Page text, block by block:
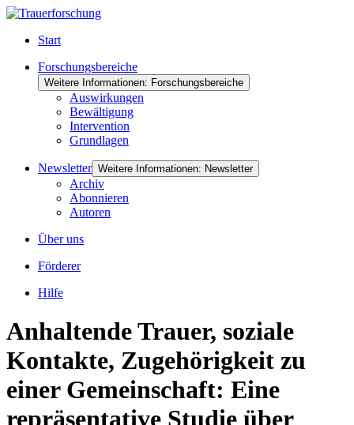
Start
Forschungsbereiche
Weitere Informationen: Forschungsbereiche
Auswirkungen
Bewältigung
Intervention
Grundlagen
Newsletter Weitere Informationen: Newsletter
Archiv
Abonnieren
Autoren
Über uns
Förderer
Hilfe
Anhaltende Trauer, soziale
Kontakte, Zugehörigkeit zu
einer Gemeinschaft: Eine
repräsentative Studie über